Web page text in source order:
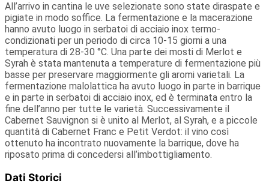
All’arrivo in cantina le uve selezionate sono state diraspate e
pigiate in modo soffice. La fermentazione e la macerazione
hanno avuto luogo in serbatoi di acciaio inox termo-
condizionati per un periodo di circa 10-15 giorni a una
temperatura di 28-30 °C. Una parte dei mosti di Merlot e
Syrah è stata mantenuta a temperature di fermentazione più
basse per preservare maggiormente gli aromi varietali. La
fermentazione malolattica ha avuto luogo in parte in barrique
e in parte in serbatoi di acciaio inox, ed è terminata entro la
fine dell’anno per tutte le varietà. Successivamente il
Cabernet Sauvignon si è unito al Merlot, al Syrah, e a piccole
quantità di Cabernet Franc e Petit Verdot: il vino così
ottenuto ha incontrato nuovamente la barrique, dove ha
riposato prima di concedersi all’imbottigliamento.
Dati Storici